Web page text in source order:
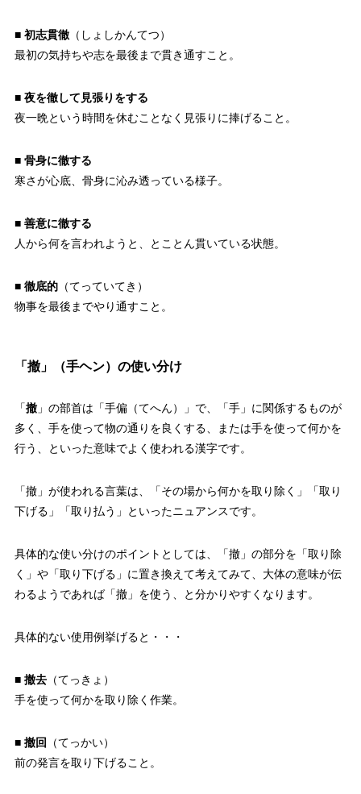
■ 初志貫徹（しょしかんてつ）
最初の気持ちや志を最後まで貫き通すこと。
■ 夜を徹して見張りをする
夜一晩という時間を休むことなく見張りに捧げること。
■ 骨身に徹する
寒さが心底、骨身に沁み透っている様子。
■ 善意に徹する
人から何を言われようと、とことん貫いている状態。
■ 徹底的（てっていてき）
物事を最後までやり通すこと。
「撤」（手ヘン）の使い分け
「撤」の部首は「手偏（てへん）」で、「手」に関係するものが
多く、手を使って物の通りを良くする、または手を使って何かを
行う、といった意味でよく使われる漢字です。
「撤」が使われる言葉は、「その場から何かを取り除く」「取り
下げる」「取り払う」といったニュアンスです。
具体的な使い分けのポイントとしては、「撤」の部分を「取り除
く」や「取り下げる」に置き換えて考えてみて、大体の意味が伝
わるようであれば「撤」を使う、と分かりやすくなります。
具体的ない使用例挙げると・・・
■ 撤去（てっきょ）
手を使って何かを取り除く作業。
■ 撤回
（てっかい）
前の発言を取り下げること。